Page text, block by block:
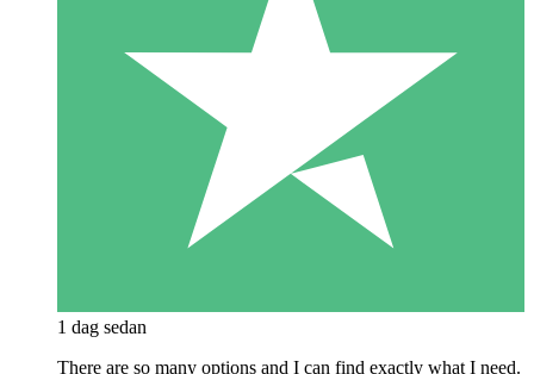
1 dag sedan
There are so many options and I can find exactly what I need.